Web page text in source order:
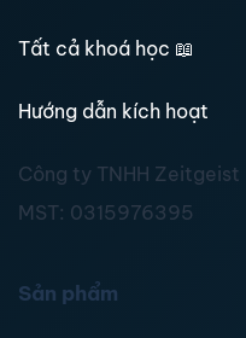
Tất cả khoá học 📖
Hướng dẫn kích hoạt
Công ty TNHH Zeitgeist
MST: 0315976395
Sản phẩm